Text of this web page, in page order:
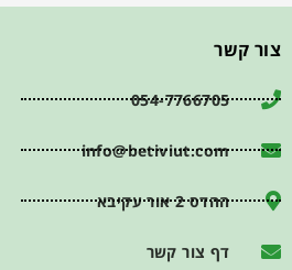
צור קשר
054-7766705
info@betiviut.com
ההדס 2 אור עקיבא
דף צור קשר